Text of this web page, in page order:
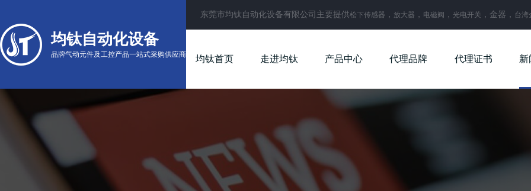
均钛自动化设备
品牌气动元件及工控产品一站式采购供应商
东莞市均钛自动化设备有限公司主要提供松下传感器 ， 放大器 ， 电磁阀 ， 光电开关 ，金器， 台湾
均钛首页 走进均钛 产品中心 代理品牌 代理证书 新